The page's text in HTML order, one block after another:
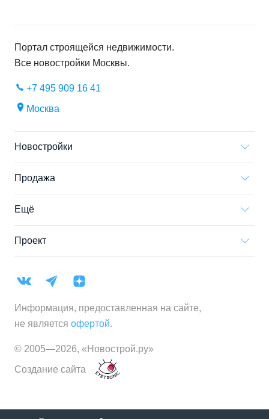
Портал строящейся недвижимости.
Все новостройки Москвы.
+7 495 909 16 41
Москва
Новостройки
Продажа
Ещё
Проект
Информация, предоставленная на сайте,
не является офертой.
© 2005—2026, «Новострой.ру»
Создание сайта